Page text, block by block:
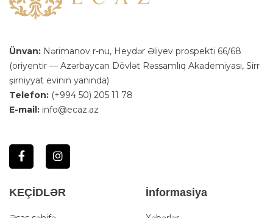
Ünvan: Nərimanov r-nu, Heydər Əliyev prospekti 66/68
(oriyentir — Azərbaycan Dövlət Rəssamlıq Akademiyası, Sirr
şirniyyat evinin yanında)
Telefon: (+994 50) 205 11 78
E-mail: info@ecaz.az
KEÇİDLƏR İnformasiya